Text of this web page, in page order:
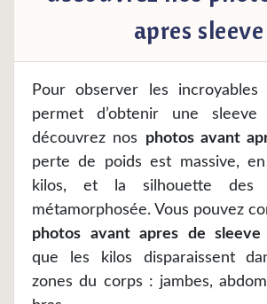
apres sleeve
Pour observer les incroyables
permet d’obtenir une sleeve
découvrez nos photos avant
perte de poids est massive,
kilos, et la silhouette des
métamorphosée. Vous pouvez
photos avant apres de sleeve
que les kilos disparaissent
zones du corps : jambes,